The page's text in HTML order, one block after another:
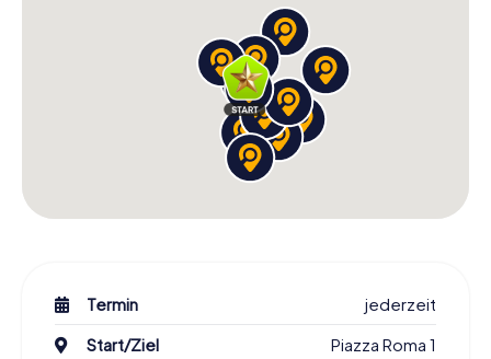
Termin
jederzeit
Start/Ziel
Piazza Roma 1